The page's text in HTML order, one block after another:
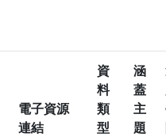
電子資源
連結
資
料
類
型
涵
蓋
主
題